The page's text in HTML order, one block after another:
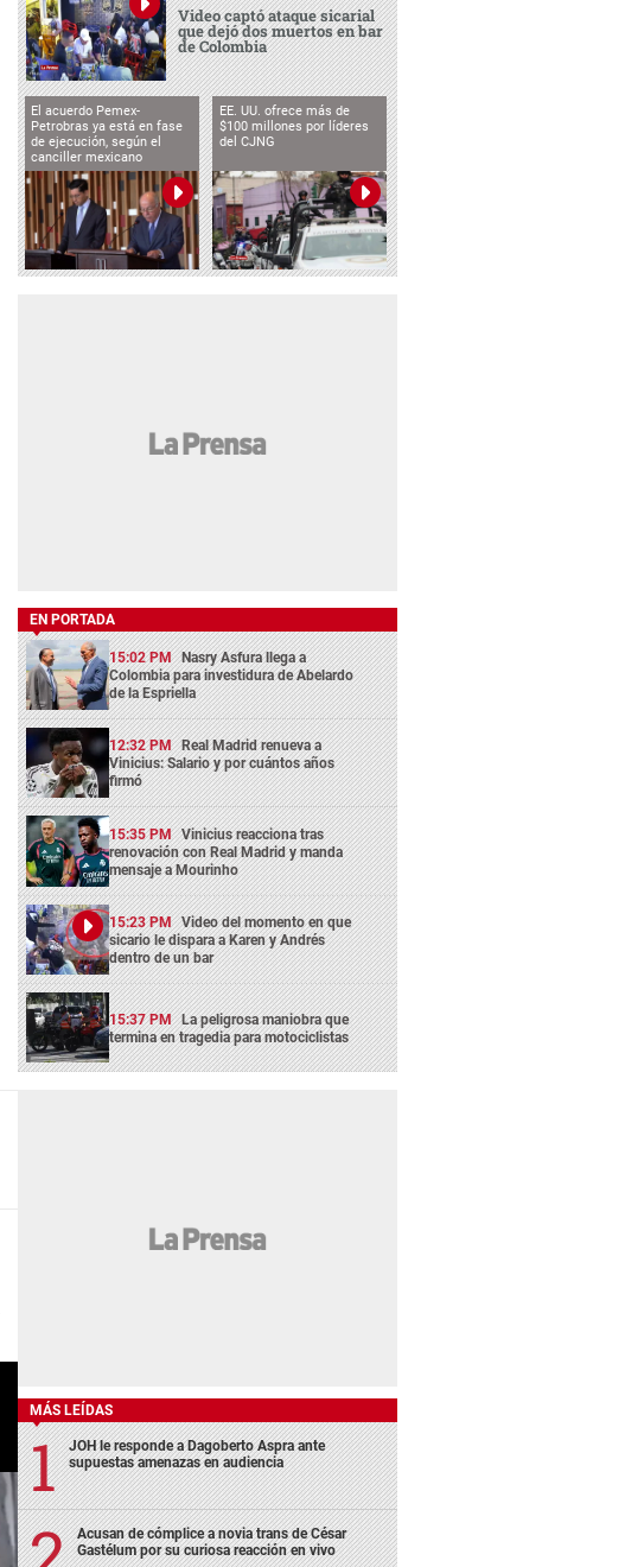
Video captó ataque sicarial
que dejó dos muertos en bar
de Colombia
El acuerdo Pemex-
Petrobras ya está en fase
de ejecución, según el
canciller mexicano
EE. UU. ofrece más de
$100 millones por líderes
del CJNG
EN PORTADA
15:02 PM Nasry Asfura llega a
Colombia para investidura de Abelardo
de la Espriella
12:32 PM Real Madrid renueva a
Vinicius: Salario y por cuántos años
firmó
15:35 PM Vinicius reacciona tras
renovación con Real Madrid y manda
mensaje a Mourinho
15:23 PM Video del momento en que
sicario le dispara a Karen y Andrés
dentro de un bar
15:37 PM La peligrosa maniobra que
termina en tragedia para motociclistas
MÁS LEÍDAS
JOH le responde a Dagoberto Aspra ante
supuestas amenazas en audiencia
Acusan de cómplice a novia trans de César
Gastélum por su curiosa reacción en vivo